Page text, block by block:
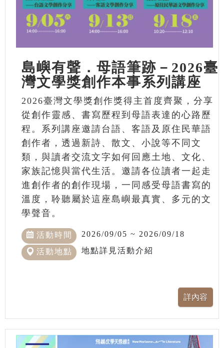
島嶼有聲．母語筆跡－2026臺
灣文學獎創作本事系列講座
2026臺灣文學獎創作獎得主首度齊聚，分享
從創作靈感、書寫歷程到母語表達的心路歷
程。系列講座邀請台語、客語及原住民華語
創作者，透過新詩、散文、小說等不同文
類，與讀者交流文字如何回應土地、文化、
家族記憶與當代生活。邀請各位讀者一起走
進創作者的創作現場，一同感受母語書寫的
溫度，聆聽屬於這座島嶼最真實、多元的文
學聲音。
活動時間 2026/09/05 ~ 2026/09/18
活動地點 地點詳見活動介紹